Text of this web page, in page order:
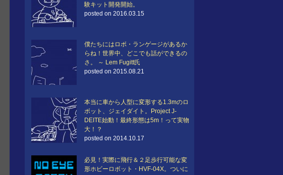
験キット開発開始。
posted on 2016.03.15
僕たちにはロボ・ランゲージがあるか
らね！世界中、どこでも話ができるの
さ。 ～ Lem Fugitt氏
posted on 2015.08.21
本当に車から人型に変形する1.3mのロ
ボット、ジェイダイト。Project J-
DEITE始動！最終形態は5m！って実物
大！？
posted on 2014.10.17
必見！実際に飛行＆２足歩行可能な変
形ホビーロボット・HVF-04X。ついに